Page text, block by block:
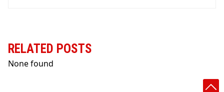
RELATED POSTS
None found